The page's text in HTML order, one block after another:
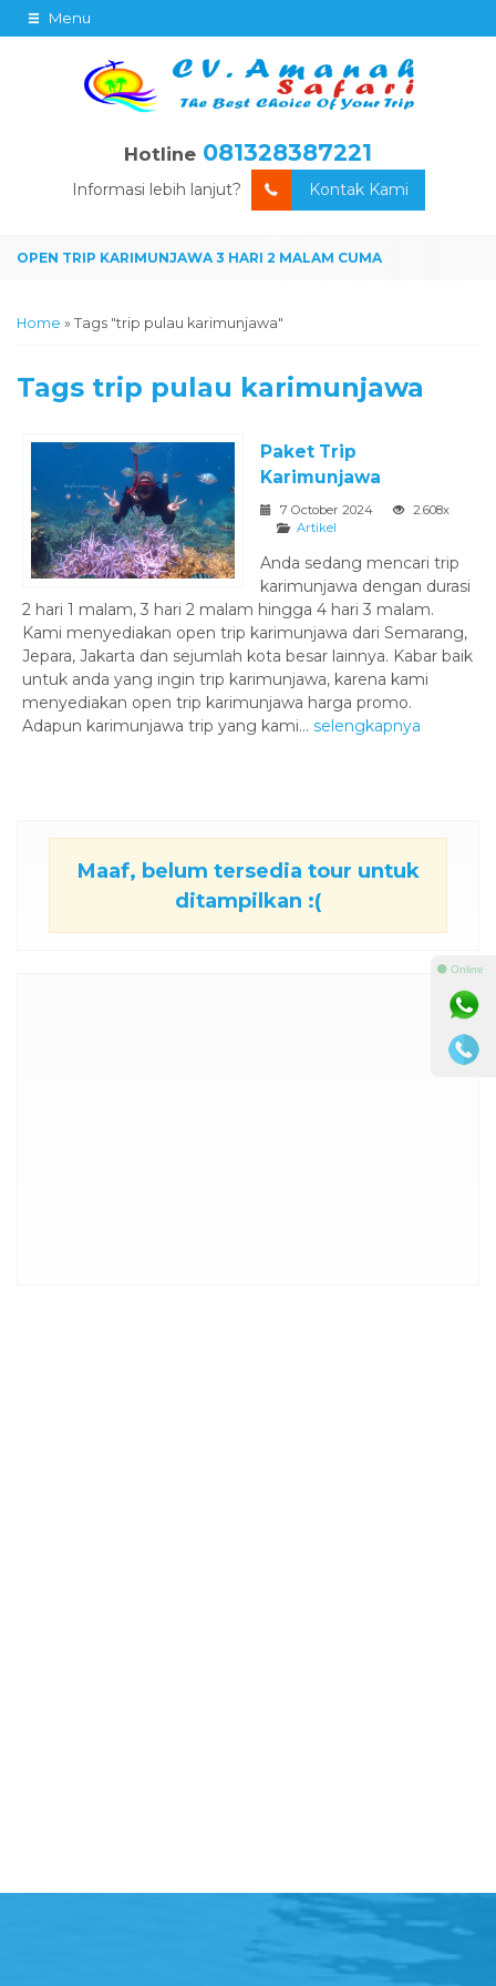
Menu
Hotline 081328387221
Informasi lebih lanjut? Kontak Kami
Home » Tags "trip pulau karimunjawa"
Tags trip pulau karimunjawa
Paket Trip
Karimunjawa
7 October 2024
2.608x
Artikel
Anda sedang mencari trip
karimunjawa dengan durasi
2 hari 1 malam, 3 hari 2 malam hingga 4 hari 3 malam.
Kami menyediakan open trip karimunjawa dari Semarang,
Jepara, Jakarta dan sejumlah kota besar lainnya. Kabar baik
untuk anda yang ingin trip karimunjawa, karena kami
menyediakan open trip karimunjawa harga promo.
Adapun karimunjawa trip yang kami... selengkapnya
Maaf, belum tersedia tour untuk
ditampilkan :(
⚫ Online